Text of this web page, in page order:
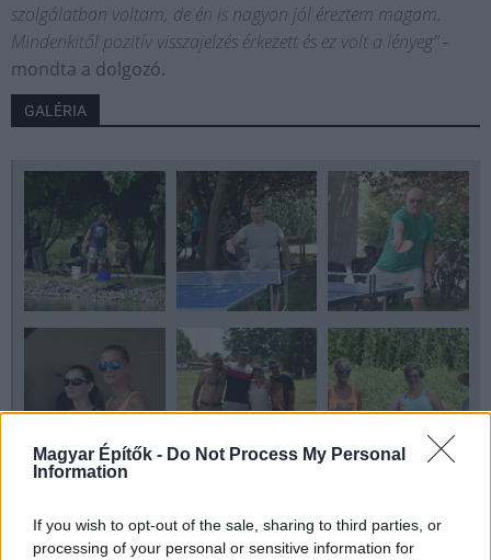
Magyar Építők - Do Not Process My Personal
Information
If you wish to opt-out of the sale, sharing to third parties, or
processing of your personal or sensitive information for
szolgálatban voltam, de én is nagyon jól éreztem magam.
Mindenkitől pozitív visszajelzés érkezett és ez volt a lényeg”-
mondta a dolgozó.
GALÉRIA